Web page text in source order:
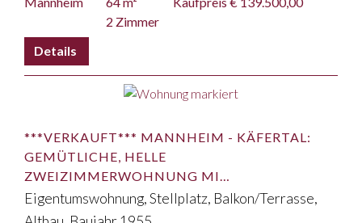
2 Zimmer
***VERKAUFT*** MANNHEIM - KÄFERTAL:
GEMÜTLICHE, HELLE
ZWEIZIMMERWOHNUNG MI…
Eigentumswohnung, Stellplatz, Balkon/Terrasse,